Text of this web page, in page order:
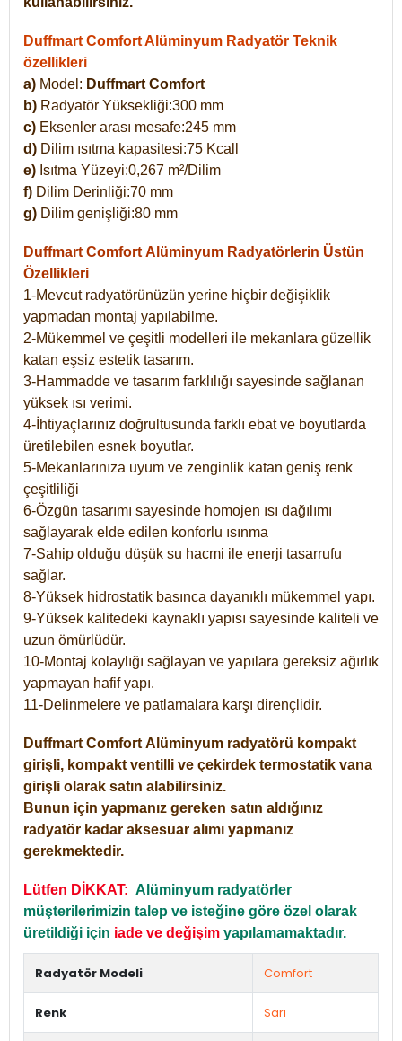
Duffmart Comfort Alüminyum Radyatör Teknik
özellikleri
a) Model: Duffmart Comfort
b) Radyatör Yüksekliği:300 mm
c) Eksenler arası mesafe:245 mm
d) Dilim ısıtma kapasitesi:75 Kcall
e) Isıtma Yüzeyi:0,267 m²/Dilim
f) Dilim Derinliği:70 mm
g) Dilim genişliği:80 mm
Duffmart Comfort Alüminyum Radyatörlerin Üstün
Özellikleri
1-Mevcut radyatörünüzün yerine hiçbir değişiklik
yapmadan montaj yapılabilme.
2-Mükemmel ve çeşitli modelleri ile mekanlara güzellik
katan eşsiz estetik tasarım.
3-Hammadde ve tasarım farklılığı sayesinde sağlanan
yüksek ısı verimi.
4-İhtiyaçlarınız doğrultusunda farklı ebat ve boyutlarda
üretilebilen esnek boyutlar.
5-Mekanlarınıza uyum ve zenginlik katan geniş renk
çeşitliliği
6-Özgün tasarımı sayesinde homojen ısı dağılımı
sağlayarak elde edilen konforlu ısınma
7-Sahip olduğu düşük su hacmi ile enerji tasarrufu
sağlar.
8-Yüksek hidrostatik basınca dayanıklı mükemmel yapı.
9-Yüksek kalitedeki kaynaklı yapısı sayesinde kaliteli ve
uzun ömürlüdür.
10-Montaj kolaylığı sağlayan ve yapılara gereksiz ağırlık
yapmayan hafif yapı.
11-Delinmelere ve patlamalara karşı dirençlidir.
Duffmart Comfort Alüminyum radyatörü kompakt
girişli, kompakt ventilli ve çekirdek termostatik vana
girişli olarak satın alabilirsiniz.
Bunun için yapmanız gereken satın aldığınız
radyatör kadar aksesuar alımı yapmanız
gerekmektedir.
Lütfen DİKKAT: Alüminyum radyatörler
müşterilerimizin talep ve isteğine göre özel olarak
üretildiği için iade ve değişim yapılamamaktadır.
Radyatör Modeli Comfort
Renk Sarı